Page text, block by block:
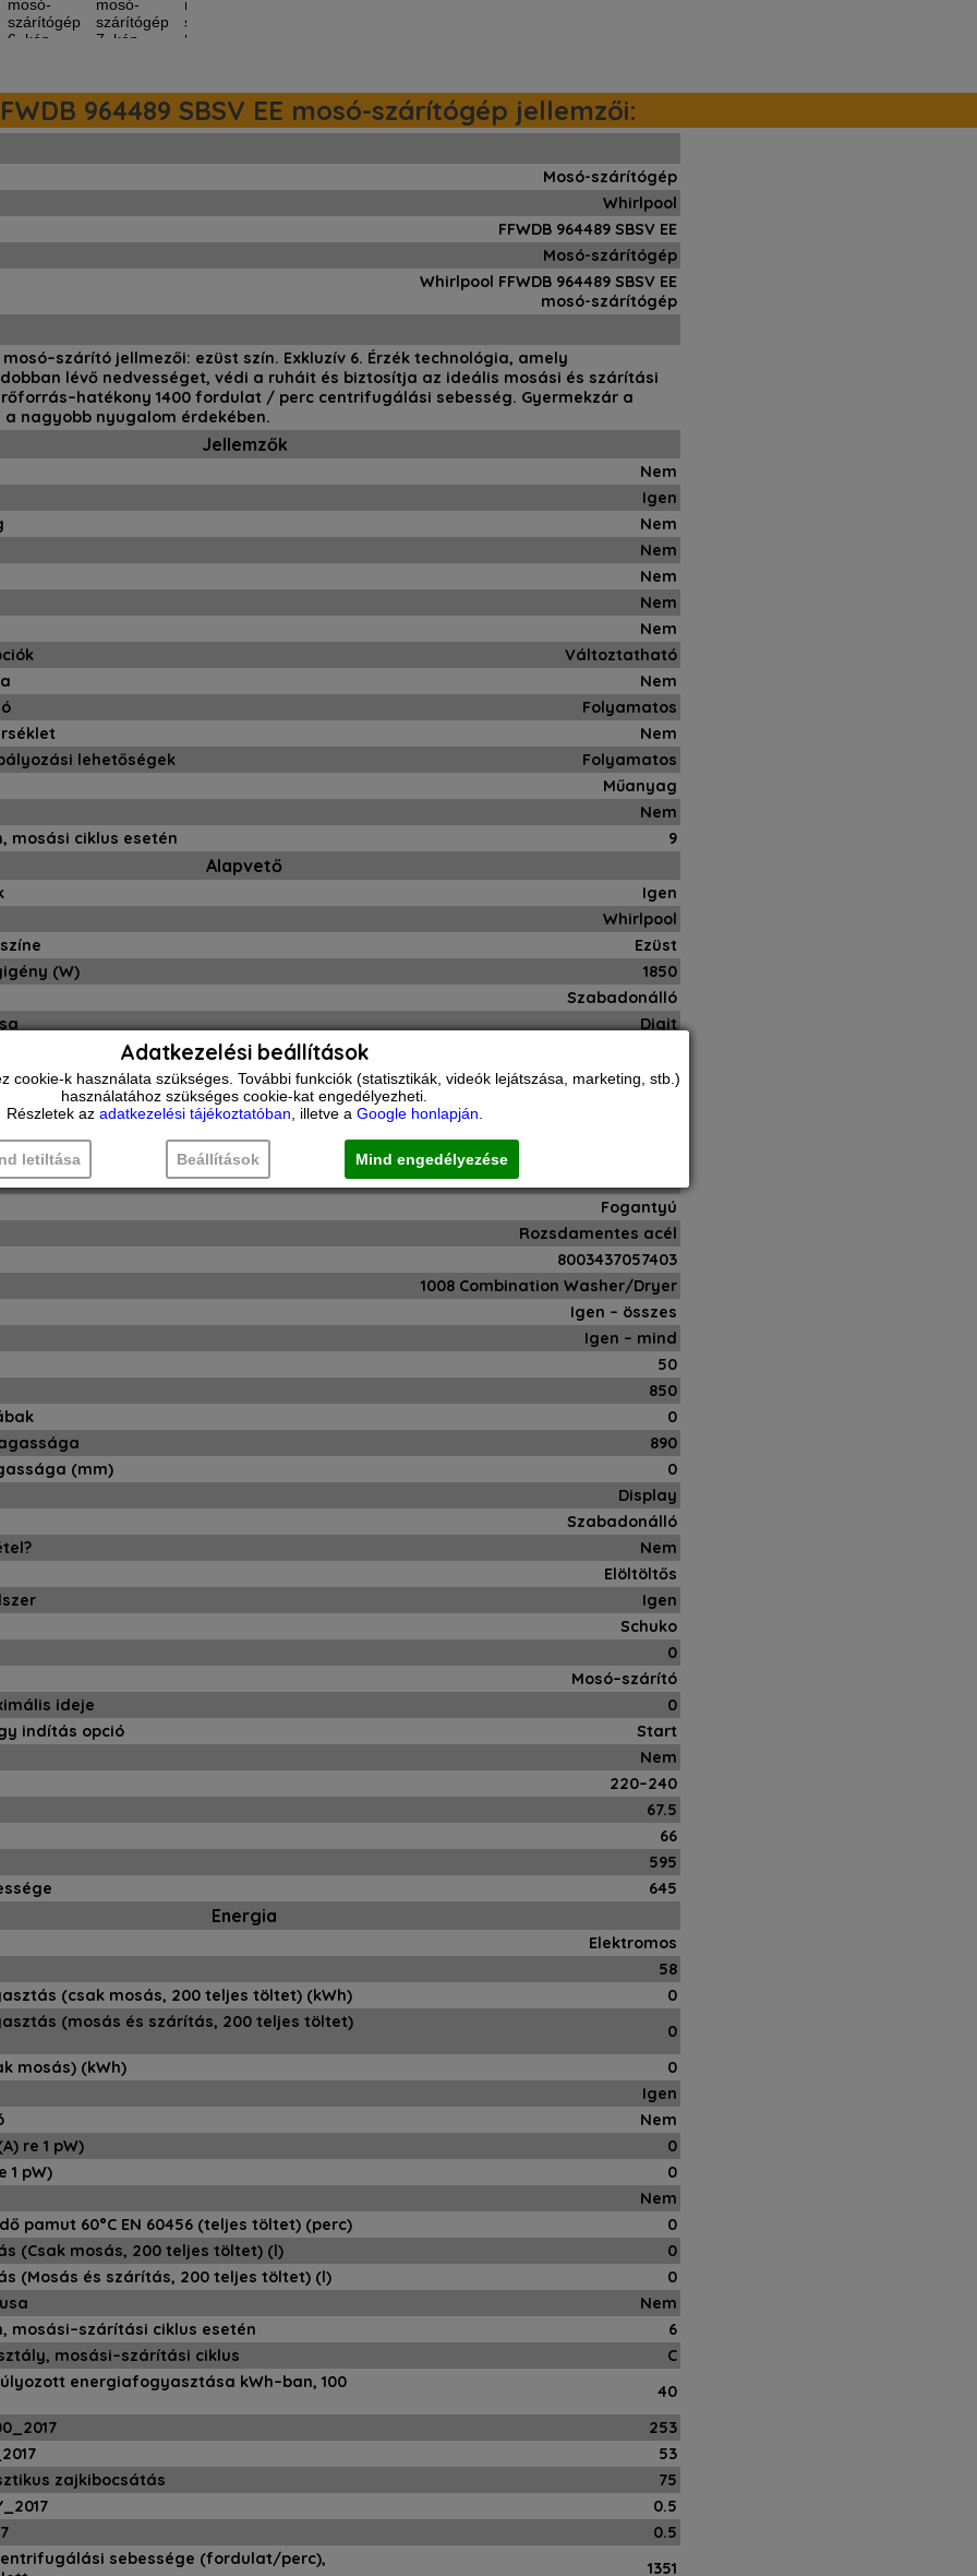
964489 SBSV EE mosó-szárítógép jellemzői:
Mosó-szárítógép
Whirlpool
FFWDB 964489 SBSV EE
Mosó-szárítógép
Whirlpool FFWDB 964489 SBSV EE
mosó-szárítógép
jellmezői: ezüst szín. Exkluzív 6. Érzék technológia, amely
lévő nedvességet, védi a ruháit és biztosítja az ideális mosási és szárítási
1400 fordulat / perc centrifugálási sebesség. Gyermekzár a
nagyobb nyugalom érdekében.
Jellemzők
Nem
Igen
Nem
Nem
Nem
Nem
Nem
Változtatható
Nem
Folyamatos
Nem
lehetőségek
Folyamatos
Műanyag
Nem
mosási ciklus esetén
9
Alapvető
Igen
Whirlpool
Ezüst
(W)
1850
Szabadonálló
Digit
10
Fogantyú
Rozsdamentes acél
8003437057403
1008 Combination Washer/Dryer
Igen – összes
Igen – mind
50
850
0
890
(mm)
0
Display
Szabadonálló
Nem
Elöltöltős
Igen
Schuko
0
Mosó–szárító
ideje
0
indítás opció
Start
Nem
220–240
67.5
66
595
645
Energia
Elektromos
58
(csak mosás, 200 teljes töltet) (kWh)
0
(mosás és szárítás, 200 teljes töltet)
0
mosás) (kWh)
0
Igen
Nem
re 1 pW)
0
1 pW)
0
Nem
pamut 60°C EN 60456 (teljes töltet) (perc)
0
(Csak mosás, 200 teljes töltet) (l)
0
(Mosás és szárítás, 200 teljes töltet) (l)
0
Nem
mosási–szárítási ciklus esetén
6
mosási–szárítási ciklus
C
energiafogyasztása kWh–ban, 100
40
253
53
zajkibocsátás
75
0.5
0.5
sebessége (fordulat/perc),
1351
Adatkezelési beállítások
cookie-k használata szükséges. További funkciók (statisztikák, videók lejátszása, marketing, stb.)
használatához szükséges cookie-kat engedélyezheti.
Részletek az adatkezelési tájékoztatóban, illetve a Google honlapján.
letiltása Beállítások Mind engedélyezése